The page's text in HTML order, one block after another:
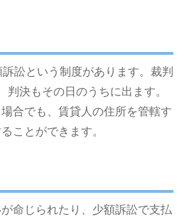
訟という制度があります。裁判
判決もその日のうちに出ます。
合でも、賃貸人の住所を管轄す
ことができます。
命じられたり、少額訴訟で支払